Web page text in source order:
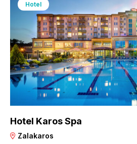
Hotel
Hotel Karos Spa
Zalakaros